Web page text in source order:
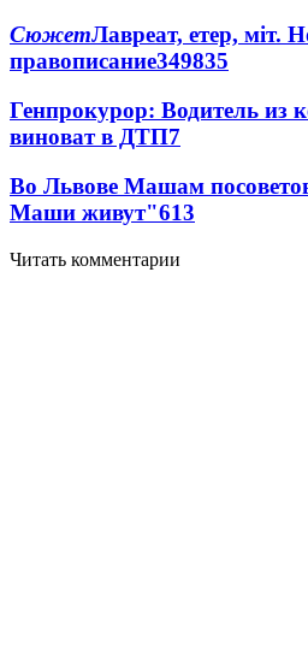
СюжетЛавреат, етер, міт.
правописание349835
Генпрокурор: Водитель из
виноват в ДТП7
Во Львове Машам
Маши живут"613
Читать комментарии